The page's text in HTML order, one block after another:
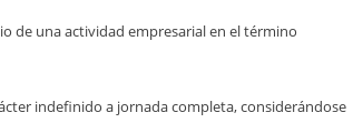
de una actividad empresarial en el término
indefinido a jornada completa, considerándose